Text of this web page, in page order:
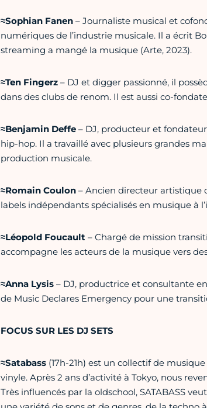
≈Sophian Fanen– Journaliste musical et
numériques de l’industrie musicale. Il a écrit
streaming a mangé la musique (Arte, 2023).
≈Ten Fingerz – DJ et digger passionné, il
dans des clubs de renom. Il est aussi co-
≈Benjamin Deffe– DJ, producteur et
hip-hop. Il a travaillé avec plusieurs grandes
production musicale.
≈Romain Coulon– Ancien directeur artistique
labels indépendants spécialisés en musique à
≈Léopold Foucault – Chargé de mission
accompagne les acteurs de la musique vers
≈Anna Lysis– DJ, productrice et consultante
de Music Declares Emergency pour une
FOCUS SUR LES DJ SETS
≈Satabass (17h-21h) est un collectif de
vinyle. Après 2 ans d’activité à Tokyo, nous
Très influencés par la oldschool, SATABASS